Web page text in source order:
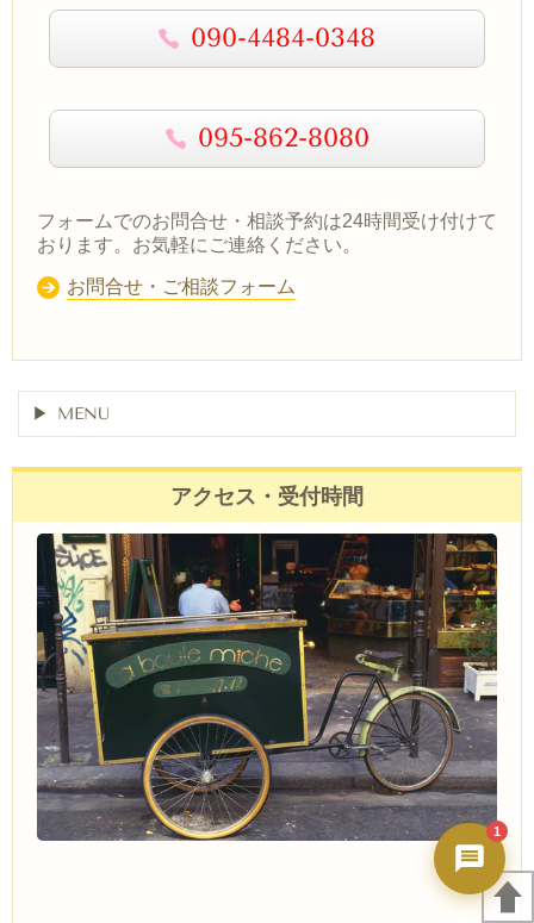
090-4484-0348
095-862-8080
フォームでのお問合せ・相談予約は24時間受け付けて
おります。お気軽にご連絡ください。
お問合せ・ご相談フォーム
MENU
アクセス・受付時間
1
秀ちゃんAI